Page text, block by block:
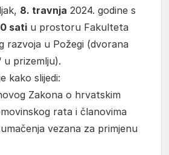
8. travnja 2024. godine s
sati u prostoru Fakulteta
razvoja u Požegi (dvorana
u prizemlju).
kako slijedi:
Zakona o hrvatskim
rata i članovima
vezana za primjenu